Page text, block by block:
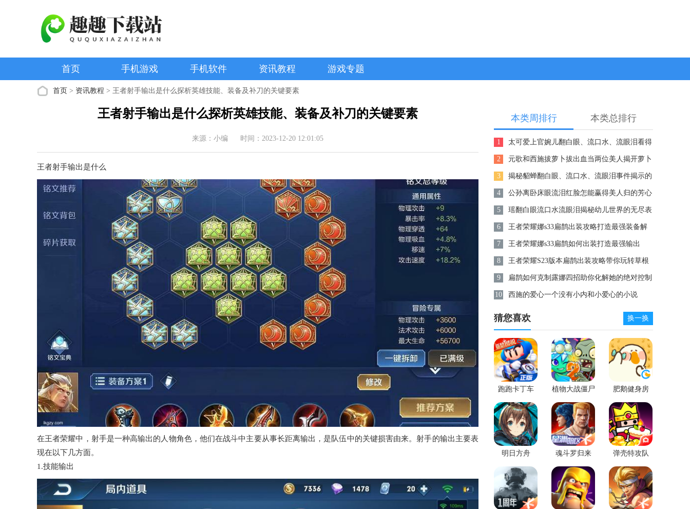
首页 手机游戏 手机软件 资讯教程 游戏专题
首页 > 资讯教程 > 王者射手输出是什么探析英雄技能、装备及补刀的关键要素
王者射手输出是什么探析英雄技能、装备及补刀的关键要素
来源：小编 时间：2023-12-20 12:01:05
王者射手输出是什么
在王者荣耀中，射手是一种高输出的人物角色，他们在战斗中主要从事长距离输出，是队伍中的关键损害由来。射手的输出主要表
现在以下几方面。
1.技能输出
本类周排行 本类总排行
1
太可爱上官婉儿翻白眼、流口水、流眼泪看得
2
元歌和西施拔萝卜拔出血当两位美人揭开萝卜
3
揭秘貂蝉翻白眼、流口水、流眼泪事件揭示的
4
公孙离卧床眼流泪红脸怎能赢得美人归的芳心
5
瑶翻白眼流口水流眼泪揭秘幼儿世界的无尽表
6
王者荣耀娜s33扁鹊出装攻略打造最强装备解
7
王者荣耀娜s33扁鹊如何出装打造最强输出
8
王者荣耀S23版本扁鹊出装攻略带你玩转草根
9
扁鹊如何克制露娜四招助你化解她的绝对控制
10 西施的爱心一个没有小内和小爱心的小说
猜您喜欢 换一换
跑跑卡丁车
植物大战僵尸
肥鹅健身房
明日方舟 魂斗罗归来 弹壳特攻队